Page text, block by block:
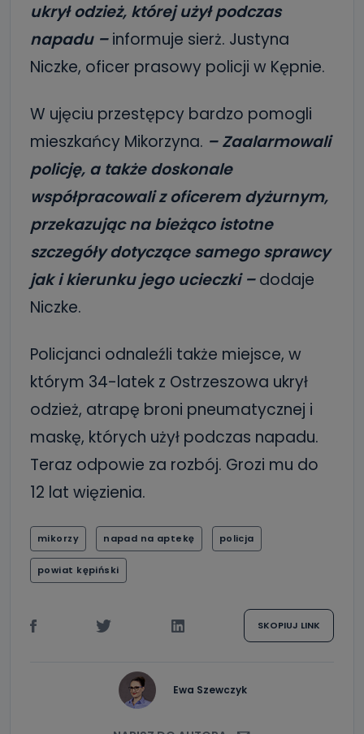
ukrył odzież, której użył podczas
napadu –informuje sierż. Justyna
Niczke, oficer prasowy policji w Kępnie.
W ujęciu przestępcy bardzo pomogli
mieszkańcy Mikorzyna. – Zaalarmowali
policję, a także doskonale
współpracowali z oficerem dyżurnym,
przekazując na bieżąco istotne
szczegóły dotyczące samego sprawcy
jak i kierunku jego ucieczki –dodaje
Niczke.
Policjanci odnaleźli także miejsce, w
którym 34-latek z Ostrzeszowa ukrył
odzież, atrapę broni pneumatycznej i
maskę, których użył podczas napadu.
Teraz odpowie za rozbój. Grozi mu do
12 lat więzienia.
mikorzy napad na aptekę policja
powiat kępiński
SKOPIUJ LINK
Ewa Szewczyk